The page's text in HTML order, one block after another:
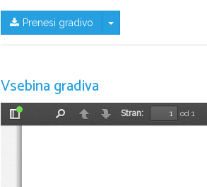
Prenesi gradivo Skrij/prikaži meni
Vsebina gradiva
Preklopi
NazajNaprej
Stran:
od 1